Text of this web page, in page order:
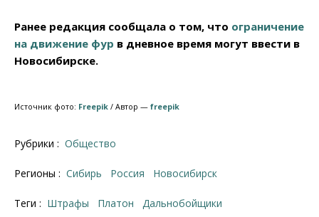
Ранее редакция сообщала о том, что ограничение
на движение фур в дневное время могут ввести в
Новосибирске.
Источник фото: Freepik / Автор — freepik
Рубрики : Общество
Регионы : Сибирь Россия Новосибирск
Теги : штрафы Платон Дальнобойщики